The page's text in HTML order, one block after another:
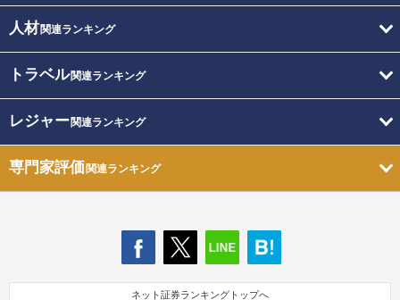
人材関連ランキング
トラベル関連ランキング
レジャー関連ランキング
専門家評価関連ランキング
ネット証券ランキングトップへ